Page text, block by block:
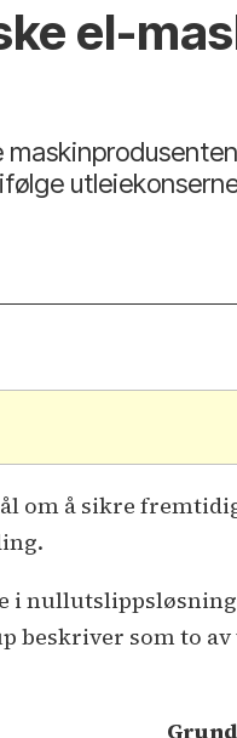
el-
om å sikre
i
beskriver som to